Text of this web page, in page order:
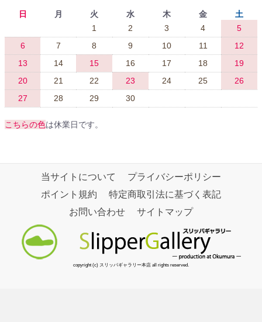
日 月 火 水 木 金
土
1
2 3 4
5
6
7 8 9 10 11
12
13
14 15 16 17 18
19
20
21 22 23 24 25
26
27
28 29 30
こちらの色は休業日です。
当サイトについて
プライバシーポリシー
ポイント規約
特定商取引法に基づく表記
お問い合わせ
サイトマップ
copyright (c) スリッパギャラリー本店 all rights reserved.